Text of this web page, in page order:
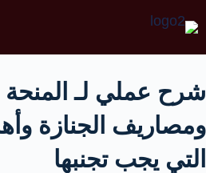
شرح عملي لـ المنحة
ومصاريف الجنازة
التي يجب تجنبها